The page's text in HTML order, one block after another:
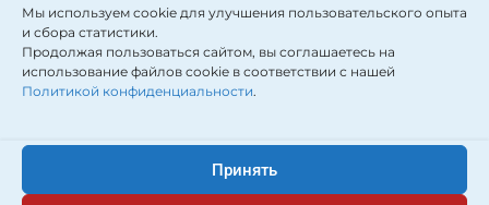
Мы используем cookie для улучшения пользовательского опыта
и сбора статистики.
Продолжая пользоваться сайтом, вы соглашаетесь на
использование файлов cookie в соответствии с нашей
Политикой конфиденциальности.
Принять
анию
миров
Специ
265-84-
Поздня
Наталь
я
8:30–